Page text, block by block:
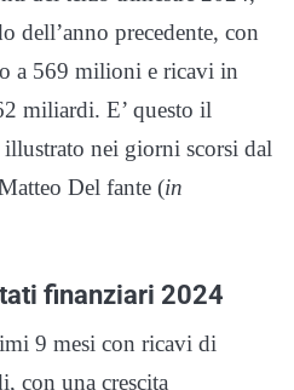
dell’anno precedente, con
a 569 milioni e ricavi in
miliardi. E’ questo il
nei giorni scorsi dal
Del fante (in
finanziari 2024
9 mesi con ricavi di
con una crescita